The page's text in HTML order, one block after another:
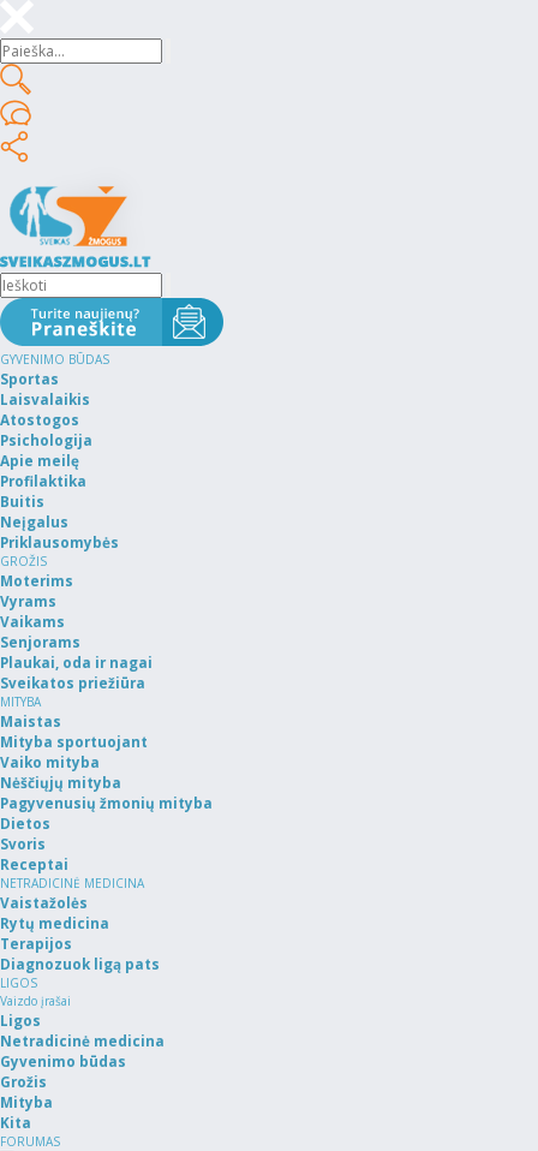
GYVENIMO BŪDAS
Sportas
Laisvalaikis
Atostogos
Psichologija
Apie meilę
Profilaktika
Buitis
Neįgalus
Priklausomybės
GROŽIS
Moterims
Vyrams
Vaikams
Senjorams
Plaukai, oda ir nagai
Sveikatos priežiūra
MITYBA
Maistas
Mityba sportuojant
Vaiko mityba
Nėščiųjų mityba
Pagyvenusių žmonių mityba
Dietos
Svoris
Receptai
NETRADICINĖ MEDICINA
Vaistažolės
Rytų medicina
Terapijos
Diagnozuok ligą pats
LIGOS
Vaizdo įrašai
Ligos
Netradicinė medicina
Gyvenimo būdas
Grožis
Mityba
Kita
FORUMAS